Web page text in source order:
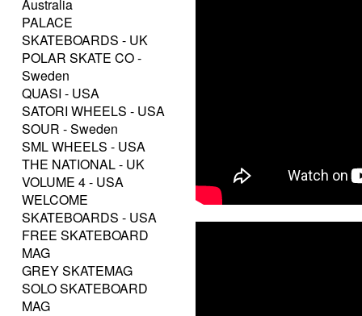
Australia
PALACE
SKATEBOARDS - UK
POLAR SKATE CO -
Sweden
QUASI - USA
SATORI WHEELS - USA
SOUR - Sweden
SML WHEELS - USA
THE NATIONAL - UK
VOLUME 4 - USA
WELCOME
SKATEBOARDS - USA
FREE SKATEBOARD
MAG
GREY SKATEMAG
SOLO SKATEBOARD
MAG